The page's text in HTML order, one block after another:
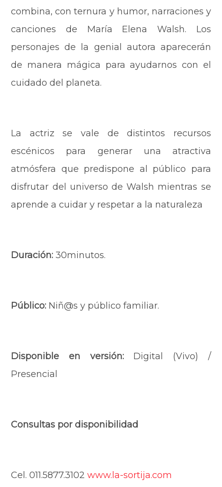
combina, con ternura y humor, narraciones y
canciones de María Elena Walsh. Los
personajes de la genial autora aparecerán
de manera mágica para ayudarnos con el
cuidado del planeta.
La actriz se vale de distintos recursos
escénicos para generar una atractiva
atmósfera que predispone al público para
disfrutar del universo de Walsh mientras se
aprende a cuidar y respetar a la naturaleza
Duración:30minutos.
Público: Niñ@s y público familiar.
Disponible en versión: Digital (Vivo) /
Presencial
Consultas por disponibilidad
Cel. 011.5877.3102www.la-sortija.com